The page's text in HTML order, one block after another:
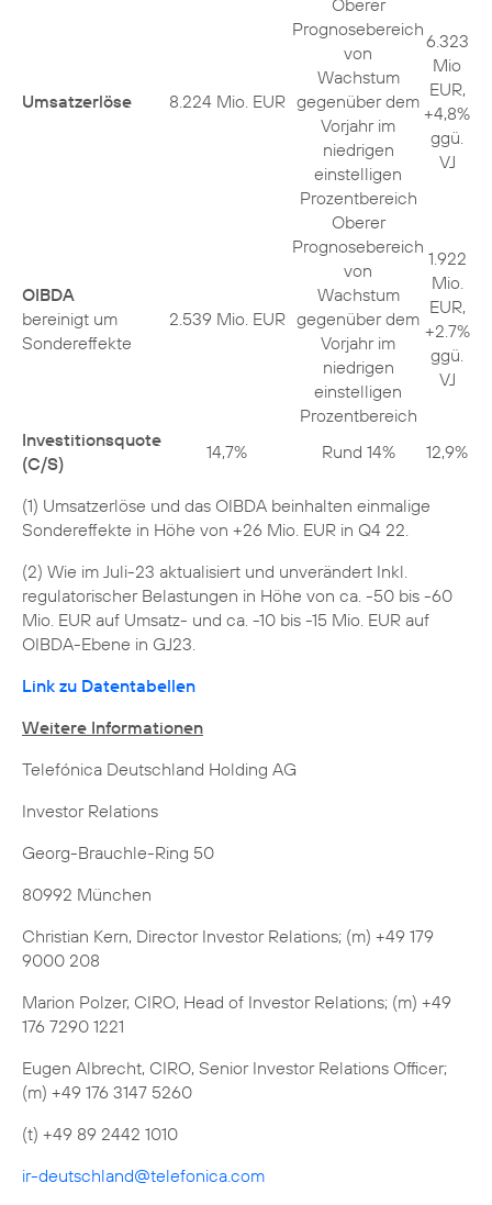
Umsatzerlöse 8.224 Mio. EUR
Oberer
Prognosebereich
von
Wachstum
gegenüber dem
Vorjahr im
niedrigen
einstelligen
Prozentbereich
6.323
Mio
EUR,
+4,8%
ggü.
VJ
OIBDA
bereinigt um
Sondereffekte
2.539 Mio. EUR
Oberer
Prognosebereich
von
Wachstum
gegenüber dem
Vorjahr im
niedrigen
einstelligen
Prozentbereich
1.922
Mio.
EUR,
+2.7%
ggü.
VJ
Investitionsquote
(C/S)
14,7% Rund 14% 12,9%
(1) Umsatzerlöse und das OIBDA beinhalten einmalige
Sondereffekte in Höhe von +26 Mio. EUR in Q4 22.
(2) Wie im Juli-23 aktualisiert und unverändert Inkl.
regulatorischer Belastungen in Höhe von ca. -50 bis -60
Mio. EUR auf Umsatz- und ca. -10 bis -15 Mio. EUR auf
OIBDA-Ebene in GJ23.
Link zu Datentabellen
Weitere Informationen
Telefónica Deutschland Holding AG
Investor Relations
Georg-Brauchle-Ring 50
80992 München
Christian Kern, Director Investor Relations; (m) +49 179
9000 208
Marion Polzer, CIRO, Head of Investor Relations; (m) +49
176 7290 1221
Eugen Albrecht, CIRO, Senior Investor Relations Officer;
(m) +49 176 3147 5260
(t) +49 89 2442 1010
ir-deutschland@telefonica.com